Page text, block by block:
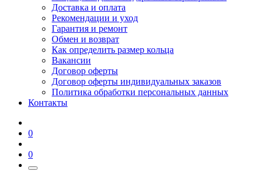
Доставка и оплата
Рекомендации и уход
Гарантия и ремонт
Обмен и возврат
Как определить размер кольца
Вакансии
Договор оферты
Договор оферты индивидуальных заказов
Политика обработки персональных данных
Контакты
0
0